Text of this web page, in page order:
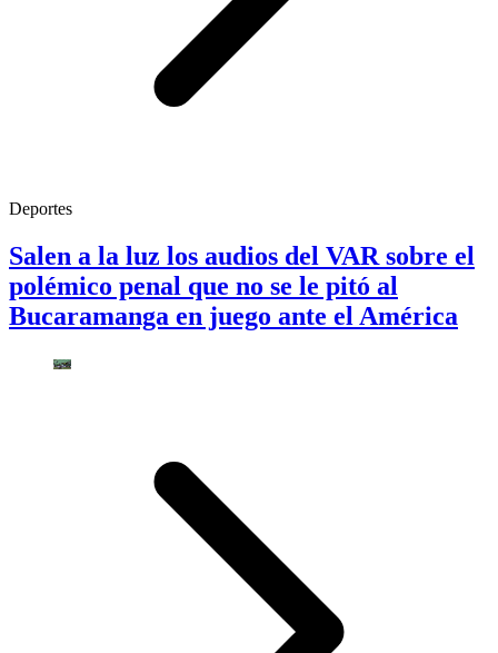
Deportes
Salen a la luz los audios del VAR sobre el
polémico penal que no se le pitó al
Bucaramanga en juego ante el América